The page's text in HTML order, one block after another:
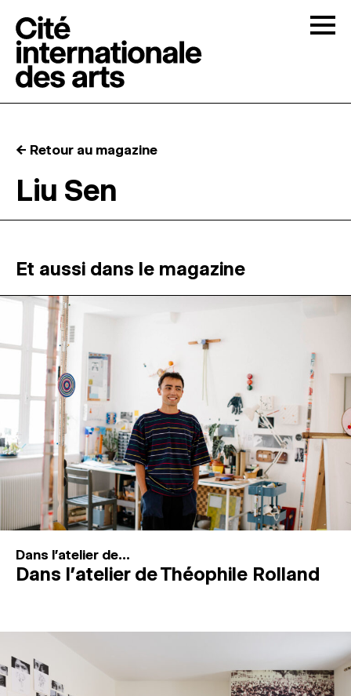
RÉSIDENCES ↓
ATELIERS OUVERTS
PROGRAMMATION
MAGAZINE
ESPACES DE PRATIQUE ARTISTIQUE ↓
Recherche
Connexion
← Retour au magazine
Liu Sen
Et aussi dans le magazine
Dans l'atelier de...
Dans l’atelier de Théophile Rolland